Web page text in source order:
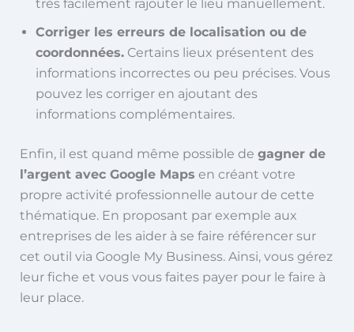
très facilement rajouter le lieu manuellement.
Corriger les erreurs de localisation ou de
coordonnées.Certains lieux présentent des
informations incorrectes ou peu précises. Vous
pouvez les corriger en ajoutant des
informations complémentaires.
Enfin, il est quand même possible de gagner de
l’argent avec Google Maps en créant votre
propre activité professionnelle autour de cette
thématique. En proposant par exemple aux
entreprises de les aider à se faire référencer sur
cet outil via Google My Business. Ainsi, vous gérez
leur fiche et vous vous faites payer pour le faire à
leur place.